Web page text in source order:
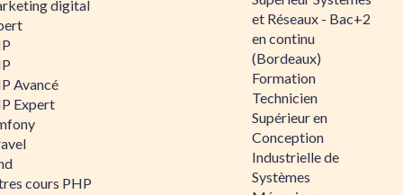
digital
Avancé
Expert
cours PHP
et Réseaux - Bac+2
en continu
(Bordeaux)
Formation
Technicien
Supérieur en
Conception
Industrielle de
Systèmes